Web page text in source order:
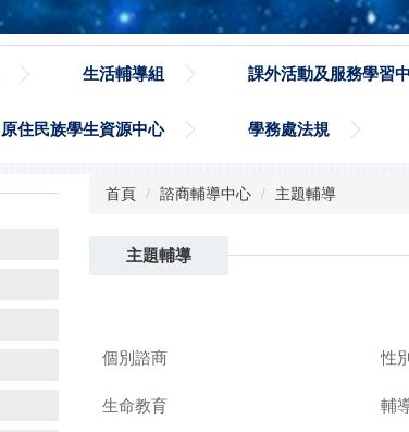
生活輔導組 課外活動及服務學習
原住民族學生資源中心 學務處法規
首頁 諮商輔導中心 主題輔導
主題輔導
個別諮商 性
生命教育 輔